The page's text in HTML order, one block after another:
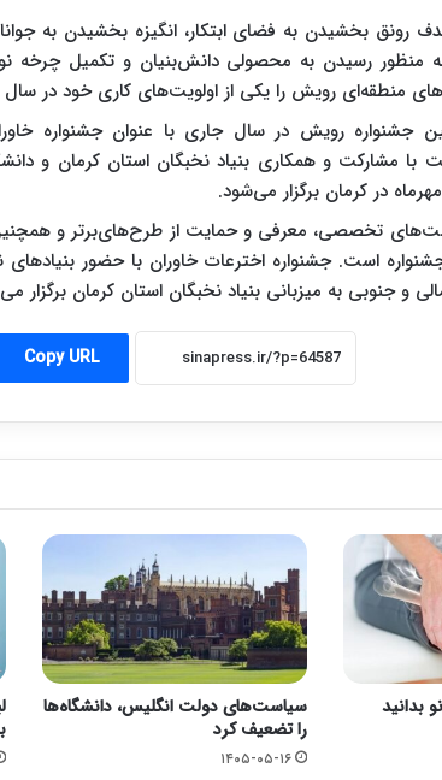
رونق بخشیدن به فضای ابتکار، انگیزه بخشیدن به
منظور رسیدن به محصولی دانش‌بنیان و تکمیل چرخه
منطقه‌ای رویش را یکی از اولویت‌های کاری خود در
جشنواره رویش در سال جاری با عنوان جشنواره
با مشارکت و همکاری بنیاد نخبگان استان کرمان و
تخصصی، معرفی و حمایت از طرح‌های‌برتر و
است. جشنواره اخترعات خاوران با حضور
و جنوبی به میزبانی بنیاد نخبگان استان کرمان برگزار
Copy URL
بدانید
سیاست‌های دولت انگلیس، دانشگاه‌ها
را تضعیف کرد
۱۴۰۵-۰۵-۱۶